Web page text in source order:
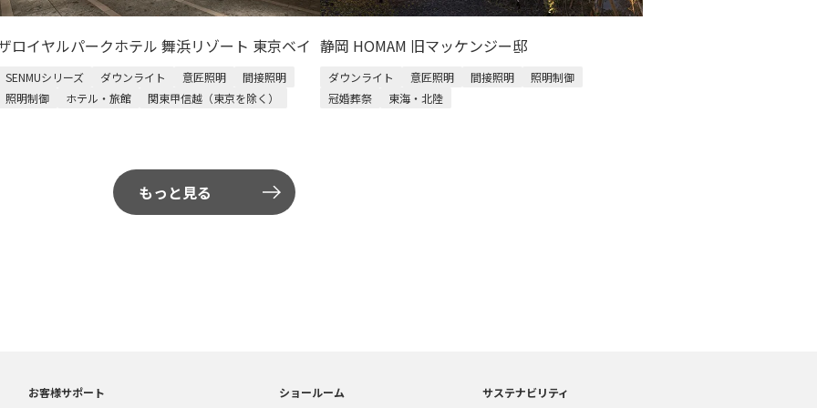
ロイヤルパークホテル 舞浜リゾート 東京ベイ
SENMUシリーズ ダウンライト 意匠照明
間接照明
照明制御
ホテル・旅館 関東甲信越（東京を除く）
静岡 HOMAM 旧マッケンジー邸
ダウンライト 意匠照明 間接照明
照明制御
冠婚葬祭
東海・北陸
もっと見る
お客様サポート ショールーム サステナビリティ